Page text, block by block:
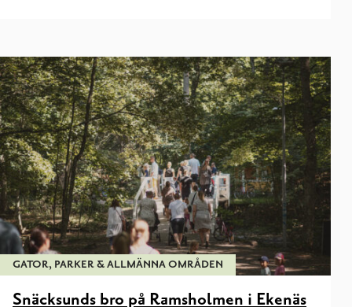
GATOR, PARKER & ALLMÄNNA OMRÅDEN
Snäcksunds bro på Ramsholmen i Ekenäs